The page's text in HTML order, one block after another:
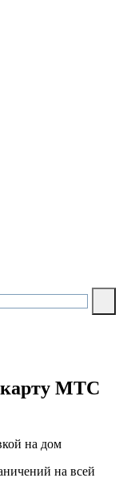
карту МТС
на дом
на всей